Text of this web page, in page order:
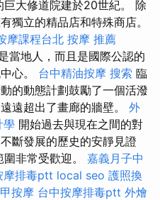
大修道院建於20世紀。 除
獨立的精品店和特殊商店。
摩課程台北 按摩 推薦
當地人，而且是國際公認的
心。 台中精油按摩 搜索 臨
的動態計劃鼓勵了一個活潑
遠超出了畫廊的牆壁。 外
學 開始過去與現在之間的對
斷發展的歷史的安靜見證
非常受歡迎。 嘉義月子中
摩排毒ptt local seo 護照換
按摩 台中按摩排毒ptt 外燴